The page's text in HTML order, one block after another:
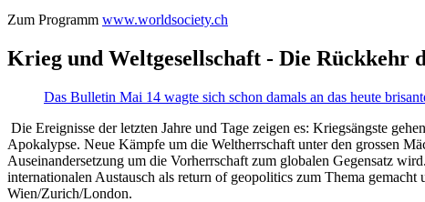
Zum Programm www.worldsociety.ch
Krieg und Weltgesellschaft - Die Rückkehr
Das Bulletin Mai 14 wagte sich schon damals an das heute
Die Ereignisse der letzten Jahre und Tage zeigen es: Kriegsängste
Apokalypse. Neue Kämpfe um die Weltherrschaft unter den grossen
Auseinandersetzung um die Vorherrschaft zum globalen Gegensatz
internationalen Austausch als return of geopolitics zum Thema
Wien/Zurich/London.